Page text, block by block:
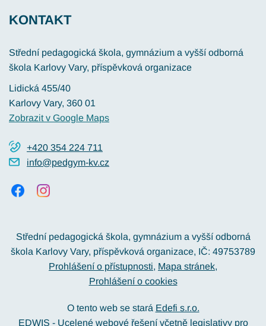
KONTAKT
Střední pedagogická škola, gymnázium a vyšší odborná
škola Karlovy Vary, příspěvková organizace
Lidická 455/40
Karlovy Vary, 360 01
Zobrazit v Google Maps
+420 354 224 711
info@pedgym-kv.cz
Střední pedagogická škola, gymnázium a vyšší odborná
škola Karlovy Vary, příspěvková organizace, IČ: 49753789
Prohlášení o přístupnosti Mapa stránek
Prohlášení o cookies
O tento web se stará Edefi s.r.o.
EDWIS - Ucelené webové řešení včetně legislativy pro